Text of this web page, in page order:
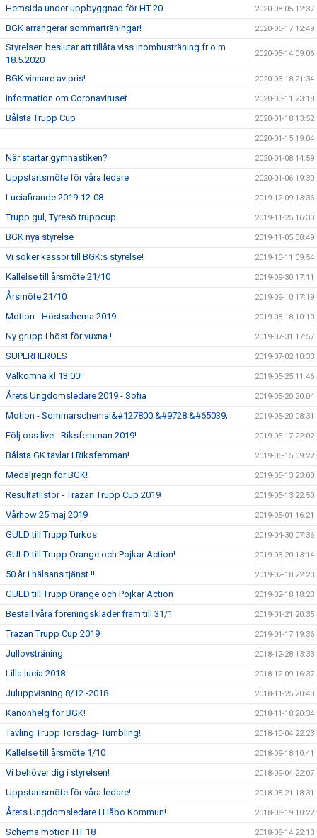
Hemsida under uppbyggnad för HT 20 2020-08-05 12:37
BGK arrangerar sommarträningar! 2020-06-17 12:49
Styrelsen beslutar att tillåta viss inomhusträning fr o m
18.5.2020
2020-05-14 09:06
BGK vinnare av pris! 2020-03-18 21:34
Information om Coronaviruset. 2020-03-11 23:18
Bålsta Trupp Cup 2020-01-18 13:52
2020-01-15 19:04
När startar gymnastiken? 2020-01-08 14:59
Uppstartsmöte för våra ledare 2020-01-06 19:30
Luciafirande 2019-12-08 2019-12-09 13:36
Trupp gul, Tyresö truppcup 2019-11-25 16:30
BGK nya styrelse 2019-11-05 08:49
Vi söker kassör till BGK:s styrelse! 2019-10-11 09:54
Kallelse till årsmöte 21/10 2019-09-30 17:11
Årsmöte 21/10 2019-09-10 17:19
Motion - Höstschema 2019 2019-08-18 10:10
Ny grupp i höst för vuxna ! 2019-07-31 17:57
SUPERHEROES 2019-07-02 10:33
Välkomna kl 13:00! 2019-05-25 11:46
Årets Ungdomsledare 2019 - Sofia 2019-05-20 20:04
Motion - Sommarschema!&#127800;&#9728;&#65039; 2019-05-20 08:31
Följ oss live - Riksfemman 2019! 2019-05-17 22:02
Bålsta GK tävlar i Riksfemman! 2019-05-15 09:22
Medaljregn för BGK! 2019-05-13 23:00
Resultatlistor - Trazan Trupp Cup 2019 2019-05-13 22:50
Vårhow 25 maj 2019 2019-05-01 16:21
GULD till Trupp Turkos 2019-04-30 07:36
GULD till Trupp Orange och Pojkar Action! 2019-03-20 13:14
50 år i hälsans tjänst !! 2019-02-18 22:23
GULD till Trupp Orange och Pojkar Action 2019-02-18 18:23
Beställ våra föreningskläder fram till 31/1 2019-01-21 20:35
Trazan Trupp Cup 2019 2019-01-17 19:36
Jullovsträning 2018-12-28 13:33
Lilla lucia 2018 2018-12-09 16:37
Juluppvisning 8/12 -2018 2018-11-25 20:40
Kanonhelg för BGK! 2018-11-18 20:34
Tävling Trupp Torsdag- Tumbling! 2018-10-04 22:23
Kallelse till årsmöte 1/10 2018-09-18 10:41
Vi behöver dig i styrelsen! 2018-09-04 22:07
Uppstartsmöte för våra ledare! 2018-08-21 18:31
Årets Ungdomsledare i Håbo Kommun! 2018-08-19 10:22
Schema motion HT 18 2018-08-14 22:13